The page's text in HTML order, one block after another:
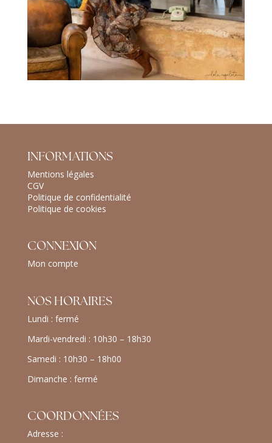
INFORMATIONS
Mentions légales
CGV
Politique de confidentialité
Politique de cookies
CONNEXION
Mon compte
NOS HORAIRES
Lundi : fermé
Mardi-vendredi : 10h30 – 18h30
Samedi : 10h30 – 18h00
Dimanche : fermé
COORDONNÉES
Adresse :